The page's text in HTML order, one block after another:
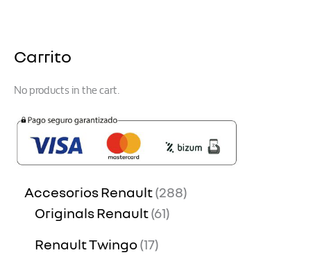
Carrito
No products in the cart.
Accesorios Renault 288
Originals Renault 61
Renault Twingo 17